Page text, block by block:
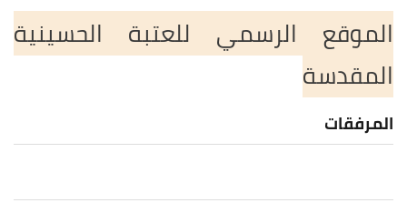
الموقع الرسمي للعتبة الحسينية
المقدسة
المرفقات